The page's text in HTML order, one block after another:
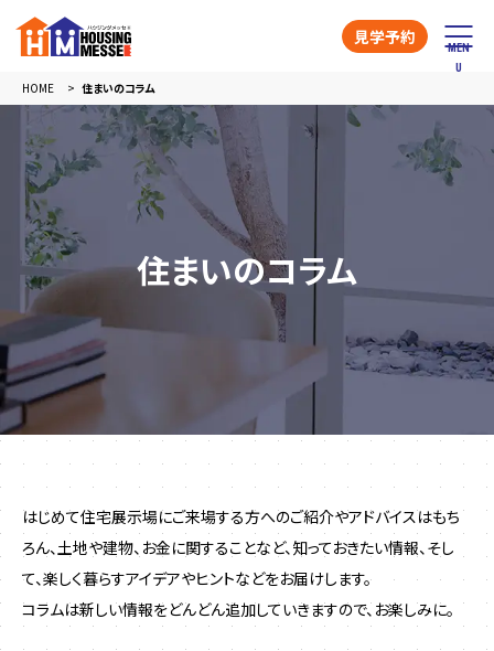
見学予約
HOME 住まいのコラム
住まいのコラム
はじめて住宅展示場にご来場する方へのご紹介やアドバイスはもち
ろん、土地や建物、お金に関することなど、 知っておきたい情報、そし
て、楽しく暮らすアイデアやヒントなどをお届けします。
コラムは新しい情報をどんどん追加していきますので、お楽しみに。